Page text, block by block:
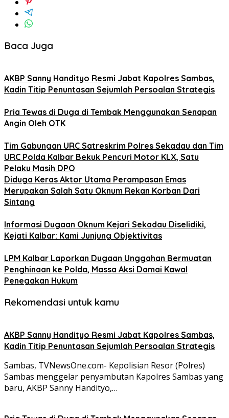
Baca Juga
AKBP Sanny Handityo Resmi Jabat Kapolres Sambas,
Kadin Titip Penuntasan Sejumlah Persoalan Strategis
Pria Tewas di Duga di Tembak Menggunakan Senapan
Angin Oleh OTK
Tim Gabungan URC Satreskrim Polres Sekadau dan Tim
URC Polda Kalbar Bekuk Pencuri Motor KLX, Satu
Pelaku Masih DPO
Diduga Keras Aktor Utama Perampasan Emas
Merupakan Salah Satu Oknum Rekan Korban Dari
Sintang
Informasi Dugaan Oknum Kejari Sekadau Diselidiki,
Kejati Kalbar: Kami Junjung Objektivitas
LPM Kalbar Laporkan Dugaan Unggahan Bermuatan
Penghinaan ke Polda, Massa Aksi Damai Kawal
Penegakan Hukum
Rekomendasi untuk kamu
AKBP Sanny Handityo Resmi Jabat Kapolres Sambas,
Kadin Titip Penuntasan Sejumlah Persoalan Strategis
Sambas, TVNewsOne.com- Kepolisian Resor (Polres)
Sambas menggelar penyambutan Kapolres Sambas yang
baru, AKBP Sanny Handityo,…